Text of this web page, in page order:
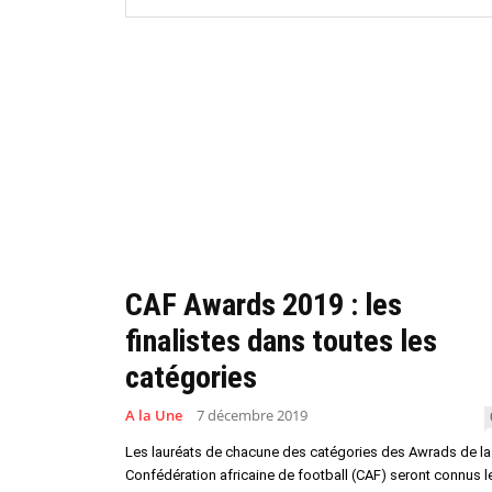
CAF Awards 2019 : les
finalistes dans toutes les
catégories
A la Une 7 décembre 2019
Les lauréats de chacune des catégories des Awrads de la
Confédération africaine de football (CAF) seront connus